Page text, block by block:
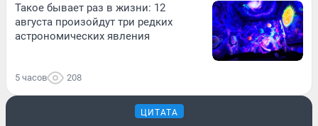
Такое бывает раз в жизни: 12
августа произойдут три редких
астрономических явления
5 часов 208
ЦИТАТА